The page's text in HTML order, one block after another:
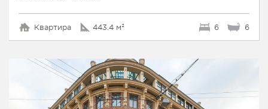
Квартира 443.4 м² 6 6